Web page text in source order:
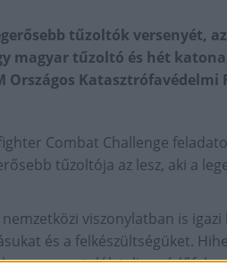
tűzoltók versenyét,
magyar tűzoltó és hét
Katasztrófavédelmi
Combat Challenge
tűzoltója az lesz, aki a
viszonylatban is igazi
és a felkészültségüket.
a sportolók teljes